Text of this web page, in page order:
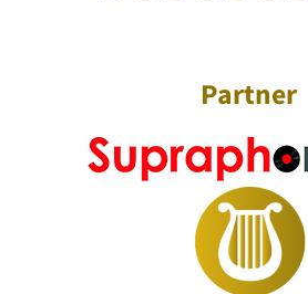
Partner